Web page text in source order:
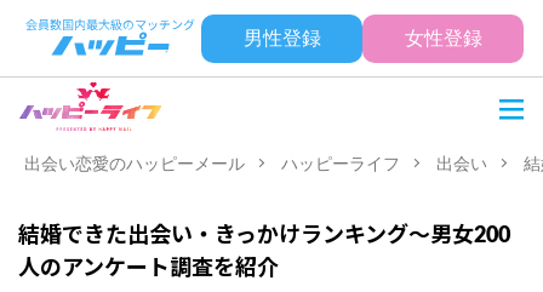
男性登録 女性登録
出会い恋愛のハッピーメール ハッピーライフ 出会い
結婚できた出会い・きっかけランキング〜男女200
人のアンケート調査を紹介